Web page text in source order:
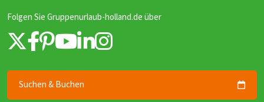
Folgen Sie Gruppenurlaub-holland.de über
Suchen & Buchen